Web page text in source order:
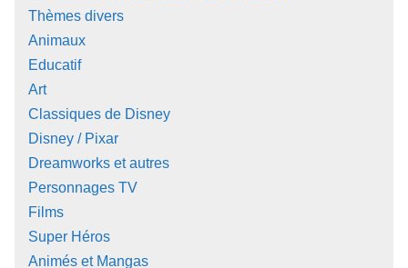
Thèmes divers
Animaux
Educatif
Art
Classiques de Disney
Disney / Pixar
Dreamworks et autres
Personnages TV
Films
Super Héros
Animés et Mangas